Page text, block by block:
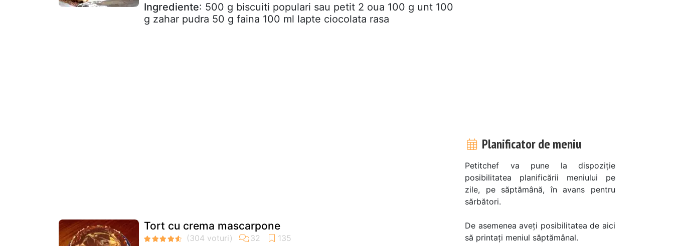
Ingrediente: 500 g biscuiti populari sau petit 2 oua 100 g unt 100
g zahar pudra 50 g faina 100 ml lapte ciocolata rasa
Tort cu crema mascarpone
Planificator de meniu
Petitchef va pune la dispoziție
posibilitatea planificării meniului pe
zile, pe săptămână, în avans pentru
sărbători.
De asemenea aveți posibilitatea de aici
să printați meniul săptămânal.